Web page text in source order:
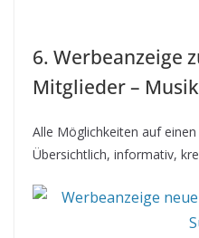
6. Werbeanzeige
Mitglieder –
Alle Möglichkeiten auf
Übersichtlich, informativ,